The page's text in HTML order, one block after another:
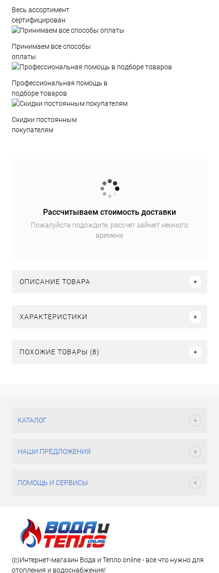
Весь ассортимент
сертифицирован
Принимаем все способы
оплаты
Профессиональная помощь в
подборе товаров
Скидки постоянным
покупателям
Рассчитываем стоимость доставки
Пожалуйста подождите, рассчет займет немного
времени
ОПИСАНИЕ ТОВАРА
ХАРАКТЕРИСТИКИ
ПОХОЖИЕ ТОВАРЫ (8)
КАТАЛОГ
НАШИ ПРЕДЛОЖЕНИЯ
ПОМОЩЬ И СЕРВИСЫ
(c)Интернет-магазин Вода и Тепло online - все что нужно для
отопления и водоснабжения!